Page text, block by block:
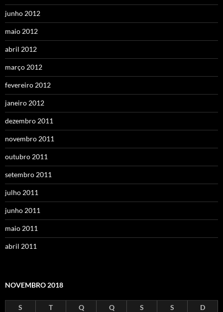
junho 2012
maio 2012
abril 2012
março 2012
fevereiro 2012
janeiro 2012
dezembro 2011
novembro 2011
outubro 2011
setembro 2011
julho 2011
junho 2011
maio 2011
abril 2011
NOVEMBRO 2018
S T Q Q S S
D